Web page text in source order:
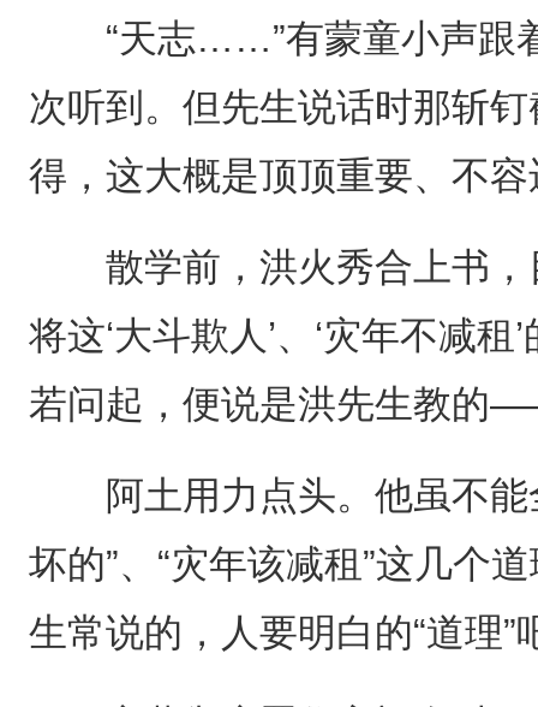
“天志……”有蒙童小声跟着
次听到。但先生说话时那斩
得，这大概是顶顶重要、不
散学前，洪火秀合上书，
将这‘大斗欺人’、‘灾年不减
若问起，便说是洪先生教的
阿土用力点头。他虽不能
坏的”、“灾年该减租”这几个
生常说的，人要明白的“道理”